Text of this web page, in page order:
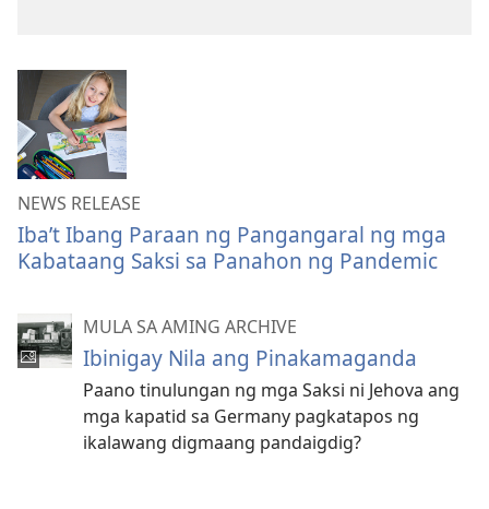
NEWS RELEASE
Iba’t Ibang Paraan ng Pangangaral ng mga
Kabataang Saksi sa Panahon ng Pandemic
MULA SA AMING ARCHIVE
Ibinigay Nila ang Pinakamaganda
Paano tinulungan ng mga Saksi ni Jehova ang
mga kapatid sa Germany pagkatapos ng
ikalawang digmaang pandaigdig?